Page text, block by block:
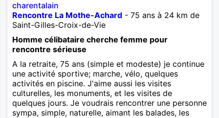
charentalain
Rencontre La Mothe-Achard - 75 ans à 24 km de
Saint-Gilles-Croix-de-Vie
Homme célibataire cherche femme pour
rencontre sérieuse
A la retraite, 75 ans (simple et modeste) je continue
une activité sportive; marche, vélo, quelques
activités en piscine. J'aime aussi les visites
culturelles, les monuments, et les visites de
quelques jours. Je voudrais rencontrer une personne
sympa, simple, naturelle, aimant les balades, les